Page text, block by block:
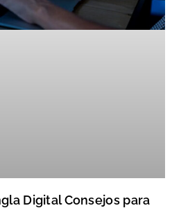
Digital Consejos para